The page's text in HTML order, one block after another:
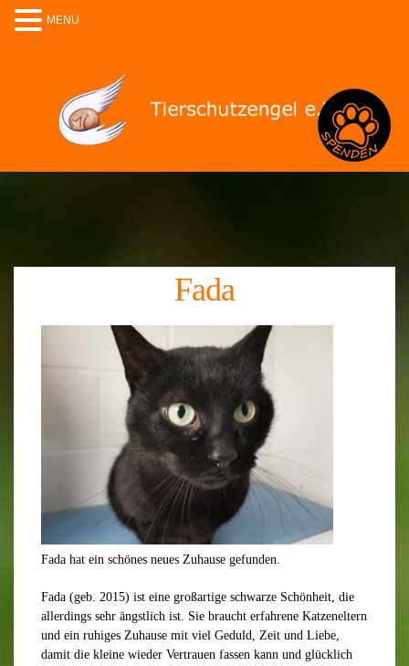
Fada
Fada hat ein schönes neues Zuhause gefunden.
Fada (geb. 2015) ist eine großartige schwarze Schönheit, die
allerdings sehr ängstlich ist. Sie braucht erfahrene Katzeneltern
und ein ruhiges Zuhause mit viel Geduld, Zeit und Liebe,
damit die kleine wieder Vertrauen fassen kann und glücklich
MENU